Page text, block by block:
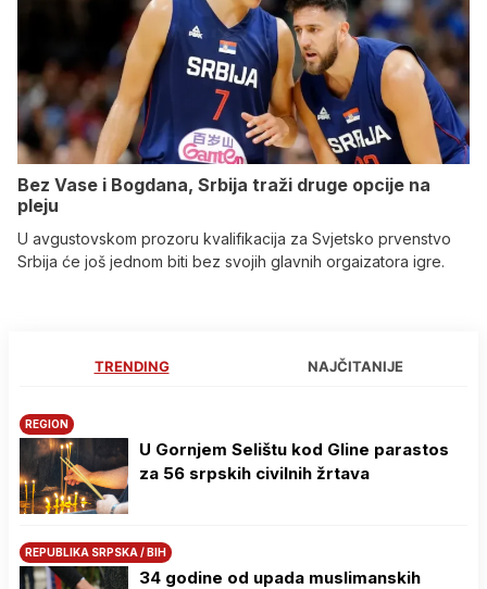
Bez Vase i Bogdana, Srbija traži druge opcije na
pleju
U avgustovskom prozoru kvalifikacija za Svjetsko prvenstvo
Srbija će još jednom biti bez svojih glavnih orgaizatora igre.
TRENDING NAJČITANIJE
REGION
U Gornjem Selištu kod Gline parastos
za 56 srpskih civilnih žrtava
REPUBLIKA SRPSKA / BIH
34 godine od upada muslimanskih